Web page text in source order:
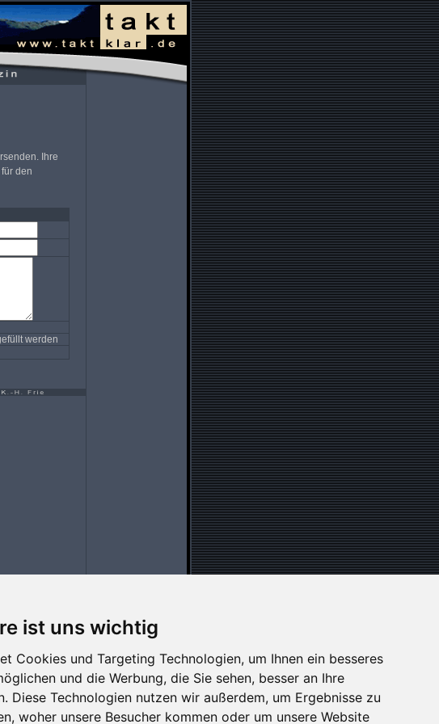
ist uns wichtig
Cookies und Targeting Technologien, um Ihnen ein besseres
und die Werbung, die Sie sehen, besser an Ihre
Diese Technologien nutzen wir außerdem, um Ergebnisse zu
woher unsere Besucher kommen oder um unsere Website
Ihre
den
werden